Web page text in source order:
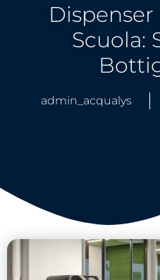
Dispenser
Scuola:
admin_acqualys